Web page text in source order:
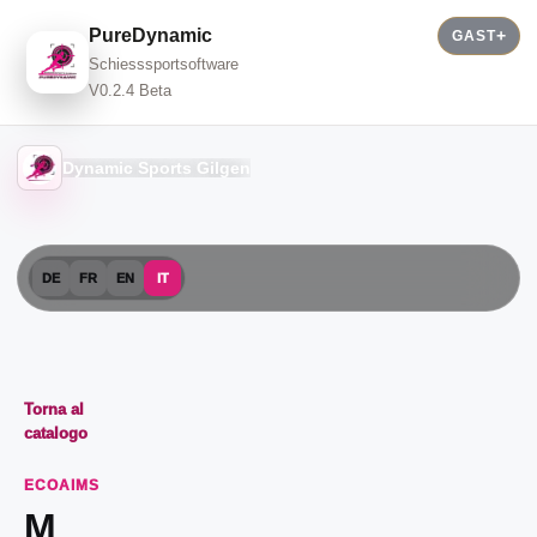
PureDynamic
Schiesssportsoftware
V0.2.4 Beta
GAST
Dynamic Sports Gilgen
DE FR EN IT
Torna al
catalogo
ECOAIMS
M